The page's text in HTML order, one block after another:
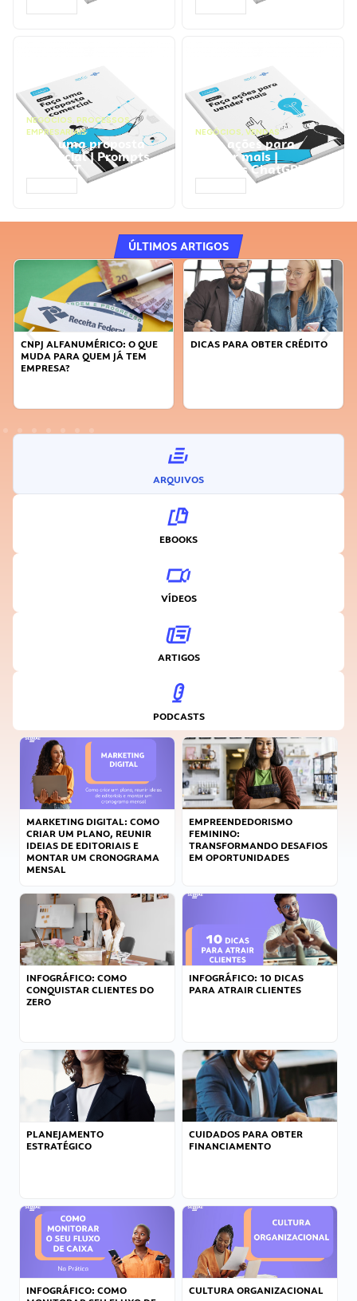
NEGÓCIOS, PROCESSOS
EMPRESARIAIS
Faça uma proposta
comercial | Prompts
ChatGPT
NEGÓCIOS, VENDAS
Faça ações para
vender mais |
Prompts ChatGPT
ÚLTIMOS ARTIGOS
CNPJ ALFANUMÉRICO: O QUE
MUDA PARA QUEM JÁ TEM
EMPRESA?
DICAS PARA OBTER CRÉDITO
ARQUIVOS
EBOOKS
VÍDEOS
ARTIGOS
PODCASTS
MARKETING DIGITAL: COMO
CRIAR UM PLANO, REUNIR
IDEIAS DE EDITORIAIS E
MONTAR UM CRONOGRAMA
MENSAL
EMPREENDEDORISMO
FEMININO:
TRANSFORMANDO DESAFIOS
EM OPORTUNIDADES
INFOGRÁFICO: COMO
CONQUISTAR CLIENTES DO
ZERO
INFOGRÁFICO: 10 DICAS
PARA ATRAIR CLIENTES
PLANEJAMENTO
ESTRATÉGICO
CUIDADOS PARA OBTER
FINANCIAMENTO
INFOGRÁFICO: COMO
CULTURA ORGANIZACIONAL